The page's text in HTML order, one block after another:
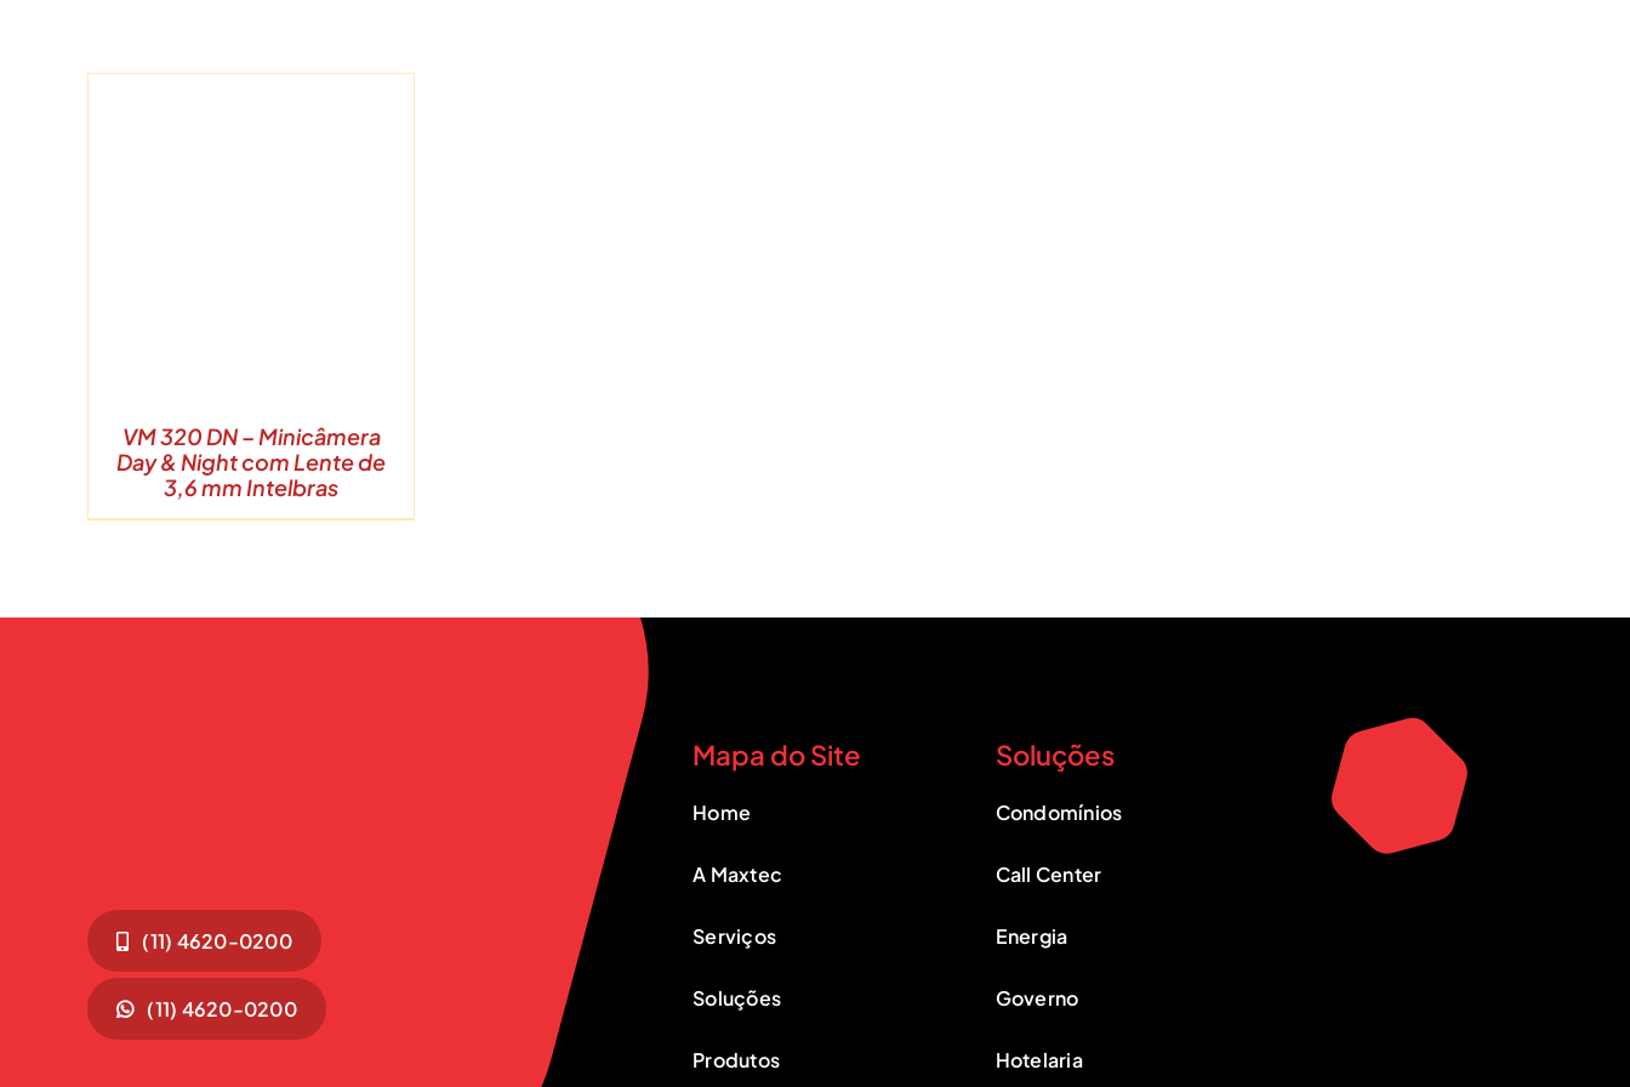
VM 320 DN – Minicâmera
Day & Night com Lente de
3,6 mm Intelbras
(11) 4620-0200
(11) 4620-0200
Mapa do Site
Home
A Maxtec
Serviços
Soluções
Produtos
Soluções
Condomínios
Call Center
Energia
Governo
Hotelaria